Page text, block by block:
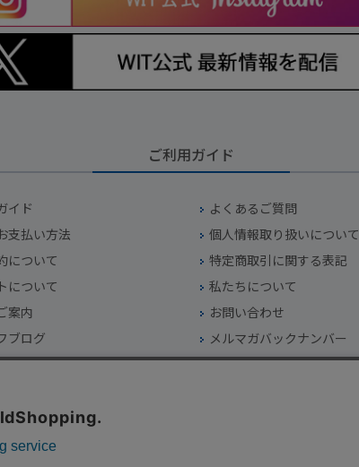
ご利用ガイド
イド
よくあるご質問
支払い方法
個人情報取り扱いについて
について
特定商取引に関する表記
について
私たちについて
案内
お問い合わせ
ブログ
メルマガバックナンバー
ク制度について
会員規約について